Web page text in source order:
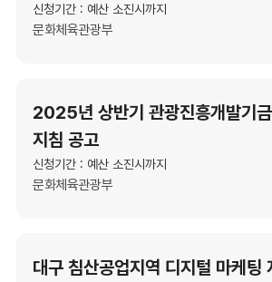
신청기간 : 예산 소진시까지
문화체육관광부
2025년 상반기 관광진흥개발기
지침 공고
신청기간 : 예산 소진시까지
문화체육관광부
대구 침산공업지역 디지털 마케팅